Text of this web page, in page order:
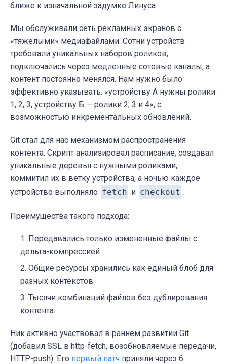
ближе к изначальной задумке Линуса.
Мы обслуживали сеть рекламных экранов с
«тяжелыми» медиафайлами. Сотни устройств
требовали уникальных наборов роликов,
подключались через медленные сотовые каналы, а
контент постоянно менялся. Нам нужно было
эффективно указывать: «устройству А нужны ролики
1, 2, 3, устройству Б — ролики 2, 3 и 4», с
возможностью инкрементальных обновлений.
Git стал для нас механизмом распространения
контента. Скрипт анализировал расписание, создавал
уникальные деревья с нужными роликами,
коммитил их в ветку устройства, а ночью каждое
устройство выполняло fetch и checkout .
Преимущества такого подхода:
Передавались только измененные файлы с
дельта-компрессией.
Общие ресурсы хранились как единый блоб для
разных контекстов.
Тысячи комбинаций файлов без дублирования
контента.
Ник активно участвовал в раннем развитии Git
(добавил SSL в http-fetch, возобновляемые передачи,
HTTP-push). Его первый патч приняли через 6